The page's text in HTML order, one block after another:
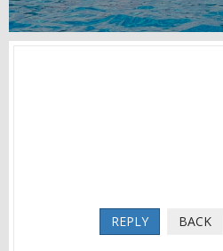
REPLY BACK